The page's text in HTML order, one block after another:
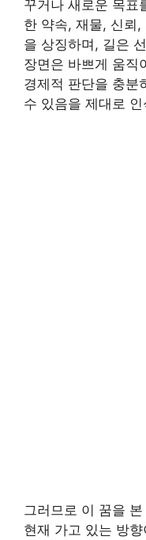
꾸거나 새로운 목표
한 약속, 재물, 신뢰
을 상징하며, 길은
장면은 바쁘게 움직
경제적 판단을 충분
수 있음을 제대로
그러므로 이 꿈을
현재 가고 있는 방